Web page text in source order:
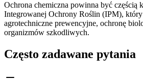
Ochrona chemiczna powinna być częścią
Integrowanej Ochrony Roślin (IPM),
agrotechniczne prewencyjne, ochronę
organizmów szkodliwych.
Często zadawane pytania